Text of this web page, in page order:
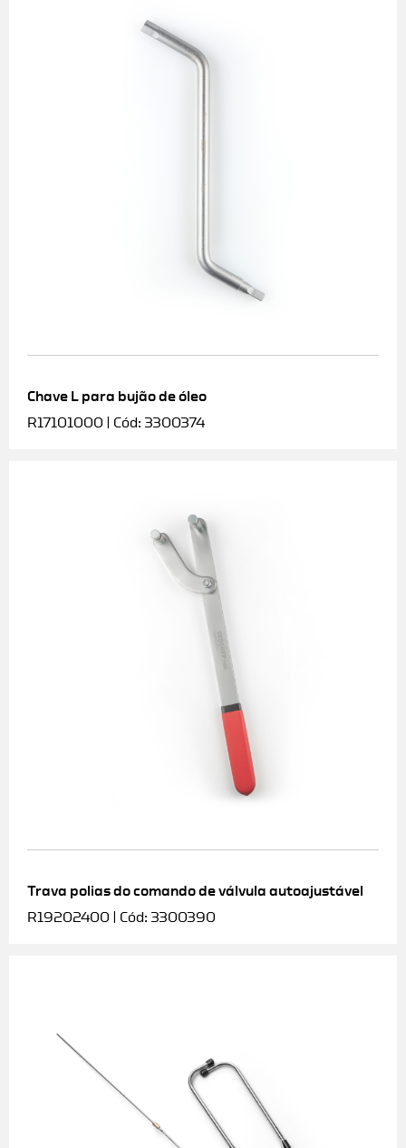
Chave L para bujão de óleo
R17101000 | Cód: 3300374
Trava polias do comando de válvula autoajustável
R19202400 | Cód: 3300390